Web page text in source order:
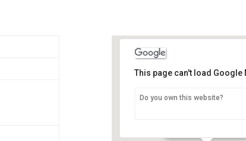
This page can't load Google
Do you own this website?